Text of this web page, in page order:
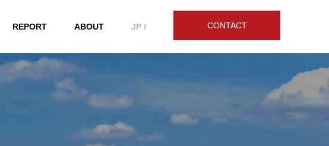
CONTACT
REPORT ABOUT JP /